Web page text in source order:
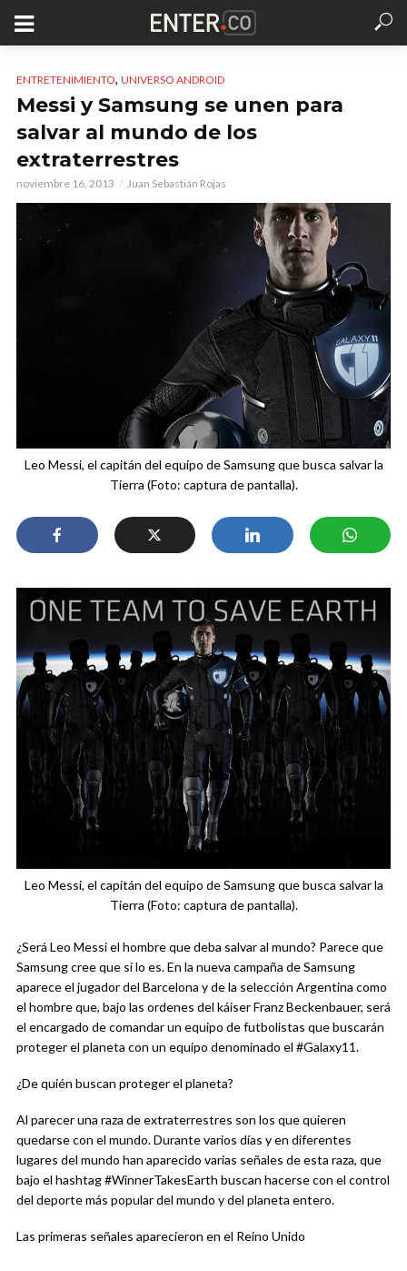
ENTRETENIMIENTO, UNIVERSO ANDROID
Messi y Samsung se unen para
salvar al mundo de los
extraterrestres
noviembre 16, 2013 Juan Sebastián Rojas
Leo Messi, el capitán del equipo de Samsung que busca salvar la
Tierra (Foto: captura de pantalla).
Leo Messi, el capitán del equipo de Samsung que busca salvar la
Tierra (Foto: captura de pantalla).
¿Será Leo Messi el hombre que deba salvar al mundo? Parece que
Samsung cree que sí lo es. En la nueva campaña de Samsung
aparece el jugador del Barcelona y de la selección Argentina como
el hombre que, bajo las ordenes del káiser Franz Beckenbauer, será
el encargado de comandar un equipo de futbolistas que buscarán
proteger el planeta con un equipo denominado el #Galaxy11.
¿De quién buscan proteger el planeta?
Al parecer una raza de extraterrestres son los que quieren
quedarse con el mundo. Durante varios días y en diferentes
lugares del mundo han aparecido varias señales de esta raza, que
bajo el hashtag #WinnerTakesEarth buscan hacerse con el control
del deporte más popular del mundo y del planeta entero.
Las primeras señales aparecieron en el Reino Unido